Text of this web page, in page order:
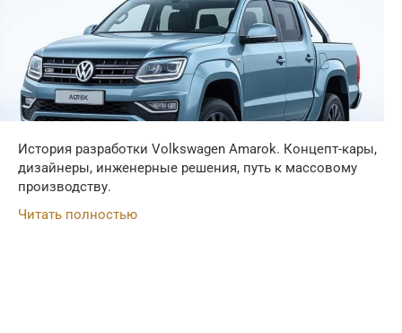
История разработки Volkswagen Amarok. Концепт-кары,
дизайнеры, инженерные решения, путь к массовому
производству.
Читать полностью